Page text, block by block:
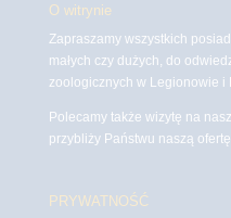
O witrynie
Zapraszamy wszystkich
małych czy dużych, do
zoologicznych w Legionowie i
Polecamy także wizytę na
przybliży Państwu naszą
PRYWATNOŚĆ